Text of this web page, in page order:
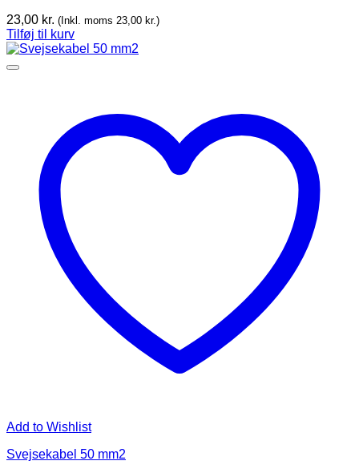
23,00 kr. (Inkl. moms 23,00 kr.)
Tilføj til kurv
Add to Wishlist
Svejsekabel 50 mm2